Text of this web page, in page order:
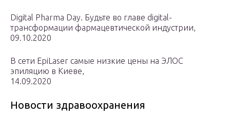
Digital Pharma Day. Будьте во главе digital-
трансформации фармацевтической индустрии,
09.10.2020
В сети EpiLaser самые низкие цены на ЭЛОС
эпиляцию в Киеве,
14.09.2020
Новости здравоохранения